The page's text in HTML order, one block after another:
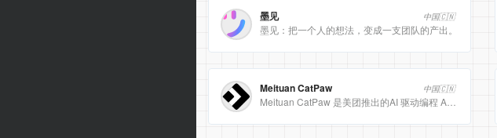
墨见 中国🇨🇳
墨见：把一个人的想法，变成一支团队的产出。
Meituan CatPaw 中国🇨🇳